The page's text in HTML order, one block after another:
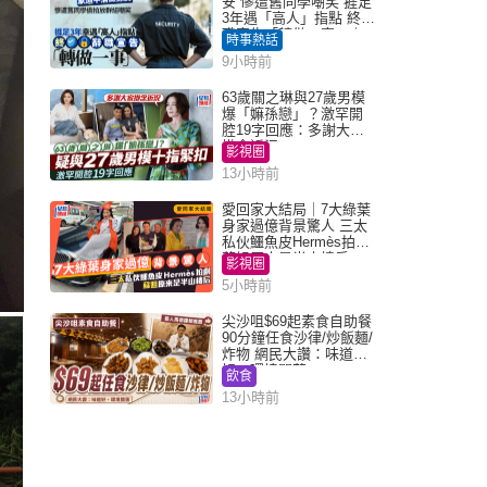
3年遇「高人」指點 終辭
職宣告「轉做一事」｜
Juicy叮
時事熱話
9小時前
63歲關之琳與27歲男模
爆「嫲孫戀」？激罕開
腔19字回應：多謝大家
掛念近況
影視圈
13小時前
愛回家大結局｜7大綠葉
身家過億背景驚人 三太
私伙鱷魚皮Hermès拍劇
蘇姐原來是半山樓后
影視圈
5小時前
尖沙咀$69起素食自助餐
90分鐘任食沙律/炒飯麵/
炸物 網民大讚：味道
好，環境闊落
飲食
13小時前